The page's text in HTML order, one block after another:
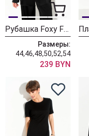
Рубашка Foxy Fox 1634 черный
Размеры:
44,46,48,50,52,54
239 BYN